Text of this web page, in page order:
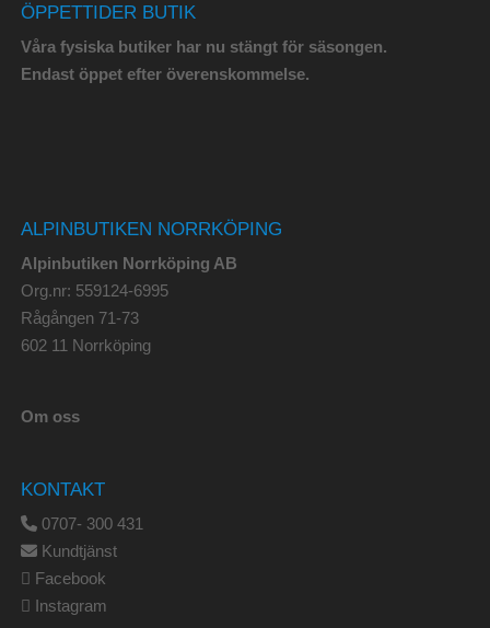
ÖPPETTIDER BUTIK
Våra fysiska butiker har nu stängt för säsongen.
Endast öppet efter överenskommelse.
ALPINBUTIKEN NORRKÖPING
Alpinbutiken Norrköping AB
Org.nr: 559124-6995
Rågången 71-73
602 11 Norrköping
Om oss
KONTAKT
0707- 300 431
Kundtjänst
Facebook
Instagram